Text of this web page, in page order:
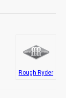
Rough Ryder